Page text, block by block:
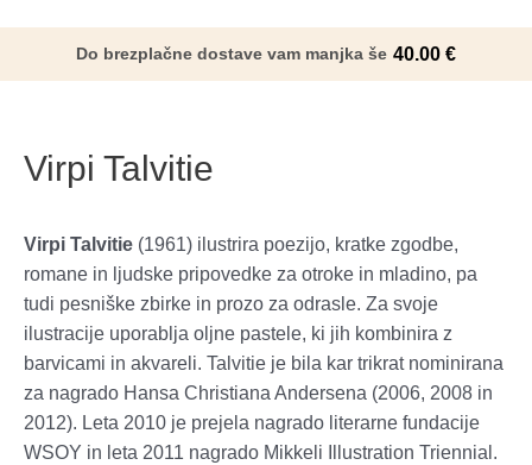
Menu
Do brezplačne dostave vam manjka še 40.00 €
Virpi Talvitie
Virpi Talvitie (1961) ilustrira poezijo, kratke zgodbe,
romane in ljudske pripovedke za otroke in mladino, pa
tudi pesniške zbirke in prozo za odrasle. Za svoje
ilustracije uporablja oljne pastele, ki jih kombinira z
barvicami in akvareli. Talvitie je bila kar trikrat nominirana
za nagrado Hansa Christiana Andersena (2006, 2008 in
2012). Leta 2010 je prejela nagrado literarne fundacije
WSOY in leta 2011 nagrado Mikkeli Illustration Triennial.